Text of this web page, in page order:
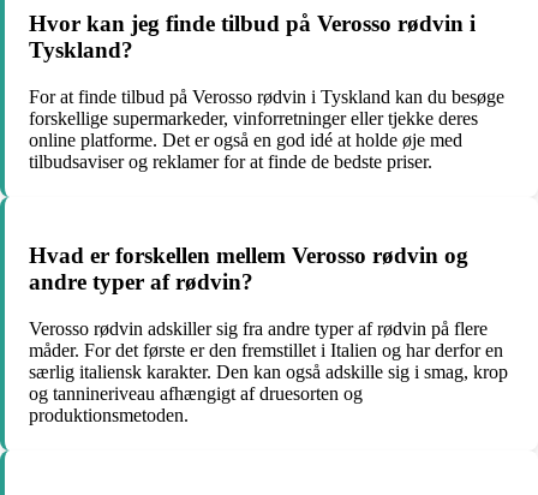
Hvor kan jeg finde tilbud på Verosso rødvin i
Tyskland?
For at finde tilbud på Verosso rødvin i Tyskland kan du besøge
forskellige supermarkeder, vinforretninger eller tjekke deres
online platforme. Det er også en god idé at holde øje med
tilbudsaviser og reklamer for at finde de bedste priser.
Hvad er forskellen mellem Verosso rødvin og
andre typer af rødvin?
Verosso rødvin adskiller sig fra andre typer af rødvin på flere
måder. For det første er den fremstillet i Italien og har derfor en
særlig italiensk karakter. Den kan også adskille sig i smag, krop
og tannineriveau afhængigt af druesorten og
produktionsmetoden.